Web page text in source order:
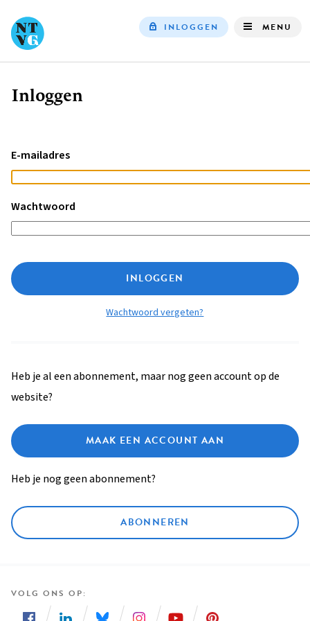
INLOGGEN MENU
Kruimelpad
Inloggen
E-mailadres
Wachtwoord
INLOGGEN
Wachtwoord vergeten?
Heb je al een abonnement, maar nog geen account op de
website?
MAAK EEN ACCOUNT AAN
Heb je nog geen abonnement?
ABONNEREN
VOLG ONS OP